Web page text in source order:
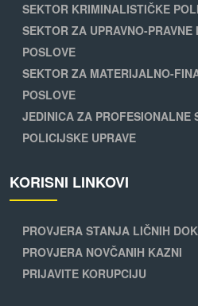
SEKTOR KRIMINALISTIČKE
SEKTOR ZA UPRAVNO-PRAVNE
POSLOVE
SEKTOR ZA MATERIJALNO-
POSLOVE
JEDINICA ZA PROFESIONALNE
POLICIJSKE UPRAVE
KORISNI LINKOVI
PROVJERA STANJA LIČNIH
PROVJERA NOVČANIH KAZNI
PRIJAVITE KORUPCIJU